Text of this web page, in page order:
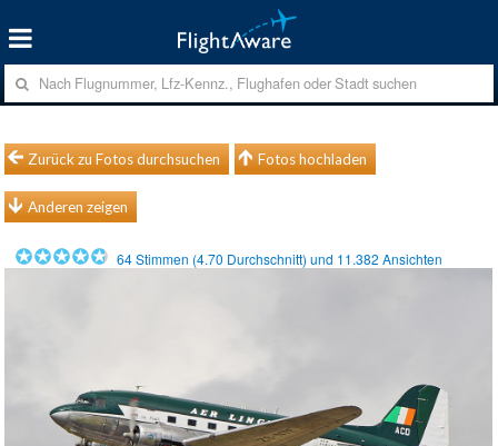
Zurück zu Fotos durchsuchen Fotos hochladen
Anderen zeigen
64Stimmen (4.70 Durchschnitt) und 11.382 Ansichten